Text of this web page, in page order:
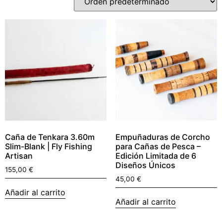
Caña de Tenkara 3.60m
Slim-Blank | Fly Fishing
Artisan
155,00 €
Añadir al carrito
Empuñaduras de Corcho
para Cañas de Pesca –
Edición Limitada de 6
Diseños Únicos
45,00 €
Añadir al carrito